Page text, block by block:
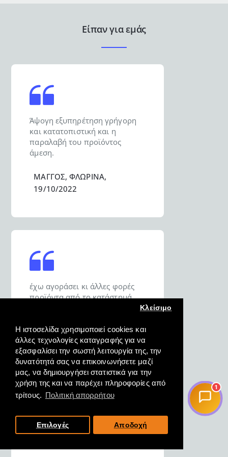
Η ιστοσελίδα χρησιμοποιεί cookies και
άλλες τεχνολογίες καταγραφής για να
εξασφαλίσει την σωστή λειτουργία της, την
δυνατότητά σας να επικοινωνήσετε μαζί
μας, να δημιουργήσει στατιστικά για την
χρήση της και να παρέχει πληροφορίες από
τρίτους. Πολιτική απορρήτου
Κλείσιμο
Επιλογές Αποδοχή
Είπαν για εμάς
Άψογη εξυπηρέτηση γρήγορη
και κατατοπιστική και η
παραλαβή του προϊόντος
άμεση.
ΜΑΓΓΟΣ, ΦΛΩΡΙΝΑ,
19/10/2022
έχω αγοράσει κι άλλες φορές
προϊόντα από το κατάστημά
σας και είμαι σε θέση να σας πω
αγορές μου.
ΔΗΜΗΤΡΙΟΣ, ΚΑΡΑΒΟΜΥΛΟΣ
Ν. ΦΘΙΩΤΗΔΟΣ, 18/10/2022
1